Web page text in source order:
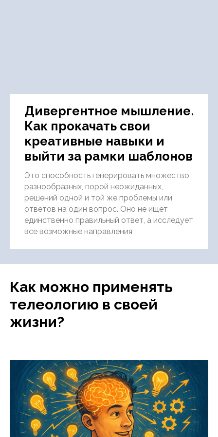
Дивергентное мышление.
Как прокачать свои
креативные навыки и
выйти за рамки шаблонов
Это способность генерировать множество
разнообразных, порой неожиданных,
решений одной и той же проблемы или
ответов на один вопрос. Оно не ищет
единственно правильный ответ, а исследует
все возможные направления
Как можно применять
телеологию в своей
жизни?